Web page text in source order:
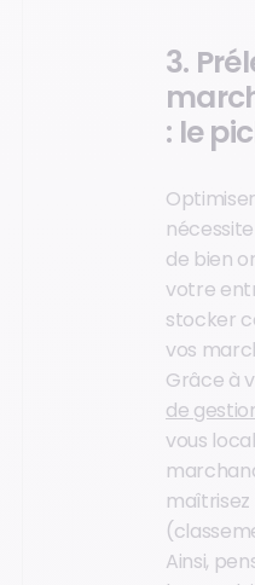
3.
: le
de bien
votre
stocker
vos
Grâce à
de
vous
Ainsi,